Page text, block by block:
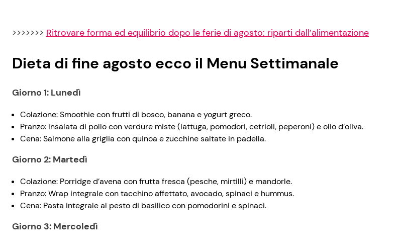
>>>>>>> Ritrovare forma ed equilibrio dopo le ferie di agosto: riparti dall’alimentazione
Dieta di fine agosto ecco il Menu Settimanale
Giorno 1: Lunedì
Colazione: Smoothie con frutti di bosco, banana e yogurt greco.
Pranzo: Insalata di pollo con verdure miste (lattuga, pomodori, cetrioli, peperoni) e olio d’oliva.
Cena: Salmone alla griglia con quinoa e zucchine saltate in padella.
Giorno 2: Martedì
Colazione: Porridge d’avena con frutta fresca (pesche, mirtilli) e mandorle.
Pranzo: Wrap integrale con tacchino affettato, avocado, spinaci e hummus.
Cena: Pasta integrale al pesto di basilico con pomodorini e spinaci.
Giorno 3: Mercoledì